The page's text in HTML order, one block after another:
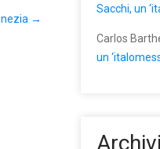
→
Sacchi, un
Carlos
un
Archivi